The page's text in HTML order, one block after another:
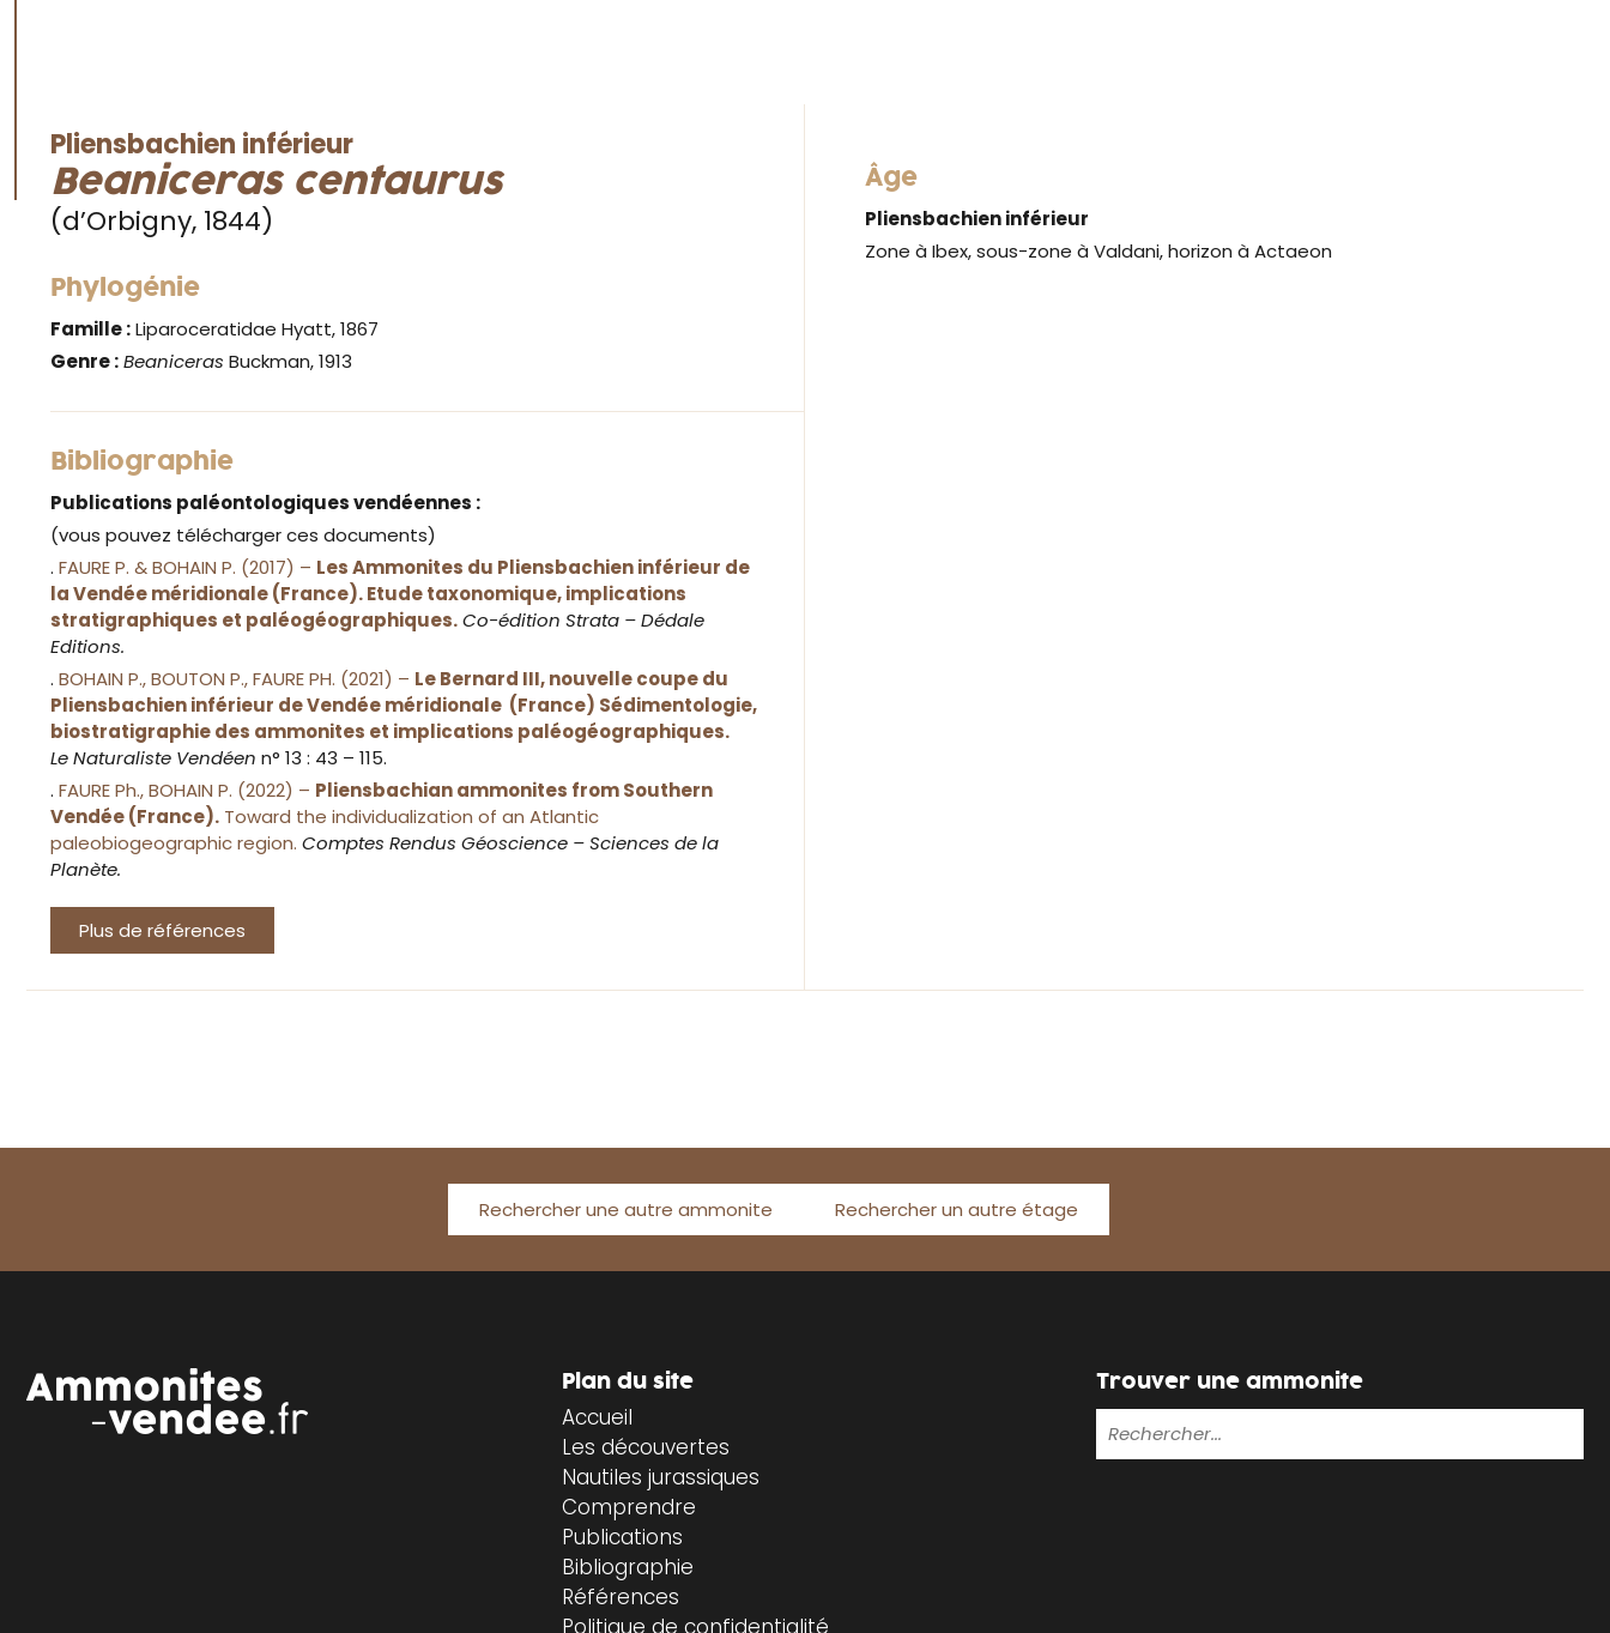
Pliensbachien inférieur
Beaniceras centaurus
(d’Orbigny, 1844)
Phylogénie
Famille :Liparoceratidae Hyatt, 1867
Genre :Beaniceras Buckman, 1913
Bibliographie
Publications paléontologiques vendéennes :
(vous pouvez télécharger ces documents)
. FAURE P. & BOHAIN P. (2017) – Les Ammonites du Pliensbachien inférieur de
la Vendée méridionale (France). Etude taxonomique, implications
stratigraphiques et paléogéographiques.Co-édition Strata – Dédale
Editions.
. BOHAIN P., BOUTON P., FAURE PH. (2021) – Le Bernard III, nouvelle coupe du
Pliensbachien inférieur de Vendée méridionale (France) Sédimentologie,
biostratigraphie des ammonites et implications paléogéographiques.
Le Naturaliste Vendéen n° 13 : 43 – 115.
. FAURE Ph., BOHAIN P. (2022) – Pliensbachian ammonites from Southern
Vendée (France). Toward the individualization of an Atlantic
paleobiogeographic region. Comptes Rendus Géoscience – Sciences de la
Planète.
Plus de références
Âge
Pliensbachien inférieur
Zone à Ibex, sous-zone à Valdani, horizon à Actaeon
Rechercher une autre ammonite Rechercher un autre étage
Plan du site
Accueil
Les découvertes
Nautiles jurassiques
Comprendre
Publications
Bibliographie
Références
Trouver une ammonite